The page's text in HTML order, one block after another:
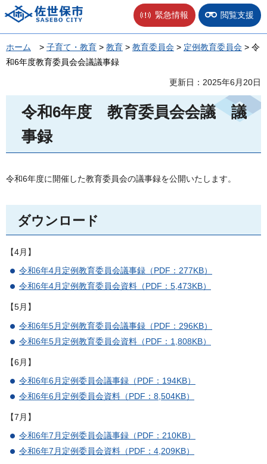
佐世保市 緊急情報 閲覧支援
ホーム > 子育て・教育 > 教育 > 教育委員会 > 定例教育委員会 > 令
和6年度教育委員会会議議事録
更新日：2025年6月20日
令和6年度 教育委員会会議
議
事録
令和6年度に開催した教育委員会の議事録を公開いたします。
ダウンロード
【4月】
令和6年4月定例教育委員会議事録（PDF：277KB）
令和6年4月定例教育委員会資料（PDF：5,473KB）
【5月】
令和6年5月定例教育委員会議事録（PDF：296KB）
令和6年5月定例教育委員会資料（PDF：1,808KB）
【6月】
令和6年6月定例委員会議事録（PDF：194KB）
令和6年6月定例委員会資料（PDF：8,504KB）
【7月】
令和6年7月定例委員会議事録（PDF：210KB）
令和6年7月定例委員会資料（PDF：4,209KB）